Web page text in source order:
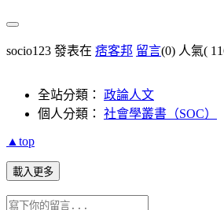
socio123 發表在 痞客邦 留言(0) 人氣(
全站分類： 政論人文
個人分類： 社會學叢書（SOC）
▲top
載入更多